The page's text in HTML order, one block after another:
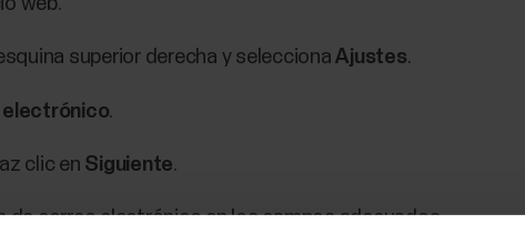
superior derecha y seleccionaAjustes.
electrónico.
clic en Siguiente.
de correo electrónico en los campos adecuados.